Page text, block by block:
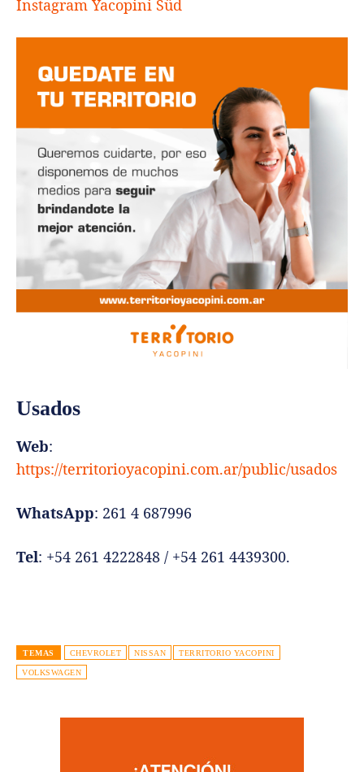
Instagram Yacopini Süd
Usados
Web:
https://territorioyacopini.com.ar/public/usados
WhatsApp: 261 4 687996
Tel: +54 261 4222848 / +54 261 4439300⁠.
TEMAS CHEVROLET NISSAN TERRITORIO YACOPINI
VOLKSWAGEN